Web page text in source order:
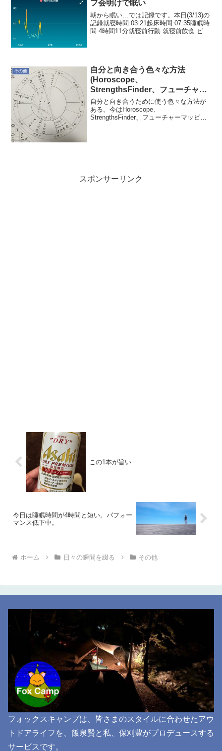
フ会明けで眠い
朝から眠い…では記録です。本日(3/13)の
記録就寝時間:03:21起床時間:07:35睡眠時
間:4時間11分就寝前行動:就寝前飲食:ビー
その他
自分と向き合う色々な方法
(Horoscope、
StrengthsFinder、フューチャー
マッピング)
自分と向き合うために使う色々な方法が
ある。今はHoroscope、
StrengthsFinder、フューチャーマッピン
スポンサーリンク
この1本が旨い
今日は睡眠時間が4時間と短い。パフォー
マンス低下中。
ホーム 日々の瞬間を綴る その他
フォックスキャンプは、皆さまのスタイルに合わせたアウ
トドアライフを、飯泉賢と私、保刈豊がプロデュースする
サービスです。